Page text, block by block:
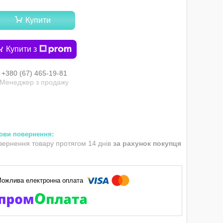
Купити
Купити з
+380 (67) 465-19-81
Менеджер з продажу
товару протягом 14 днів за рахунок покупця